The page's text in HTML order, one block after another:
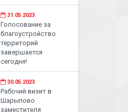
31.05.2023
Голосование за
благоустройство
территорий
завершается
сегодня!
30.05.2023
Рабочий визит в
Шарыпово
заместителя